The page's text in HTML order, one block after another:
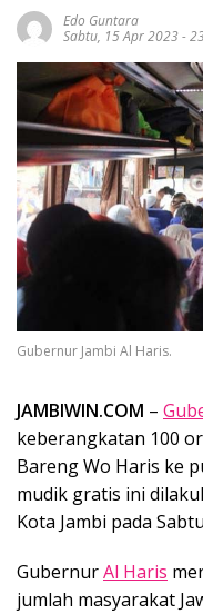
Edo Guntara
Sabtu, 15 Apr 2023 -
Gubernur Jambi Al Haris.
JAMBIWIN.COM –
keberangkatan 100
Bareng Wo Haris ke
mudik gratis ini
Kota Jambi pada
GubernurAl Haris
jumlah masyarakat